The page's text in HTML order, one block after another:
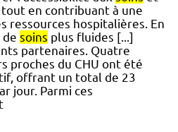
en contribuant à une
ressources hospitalières. En
de soins plus fluides [...]
partenaires. Quatre
proches du CHU ont été
offrant un total de 23
jour. Parmi ces